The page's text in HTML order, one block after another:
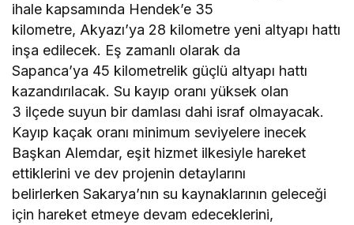
ihale kapsamında Hendek’e 35
kilometre, Akyazı’ya 28 kilometre yeni altyapı hattı
inşa edilecek. Eş zamanlı olarak da
Sapanca’ya 45 kilometrelik güçlü altyapı hattı
kazandırılacak. Su kayıp oranı yüksek olan
3 ilçede suyun bir damlası dahi israf olmayacak.
Kayıp kaçak oranı minimum seviyelere inecek
Başkan Alemdar, eşit hizmet ilkesiyle hareket
ettiklerini ve dev projenin detaylarını
belirlerken Sakarya’nın su kaynaklarının geleceği
için hareket etmeye devam edeceklerini,